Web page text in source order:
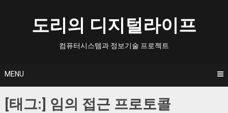
도리의 디지털라이프
컴퓨터시스템과 정보기술 프로젝트
MENU
[태그:] 임의 접근 프로토콜